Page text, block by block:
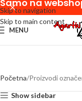
Skip to navigation
Skip to main content
MENU
Početna Proizvodi
Show sidebar
Samo na